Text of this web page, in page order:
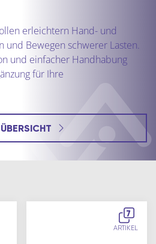
erleichtern Hand- und
und Bewegen schwerer Lasten.
und einfacher Handhabung
für Ihre
7
ARTIKEL